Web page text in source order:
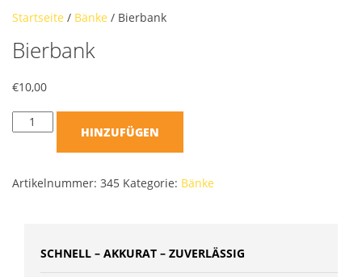
Startseite / Bänke / Bierbank
Bierbank
€10,00
HINZUFÜGEN
Artikelnummer: 345 Kategorie: Bänke
SCHNELL – AKKURAT – ZUVERLÄSSIG